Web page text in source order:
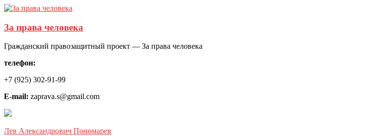
За права человека
Гражданский правозащитный проект — За права человека
телефон:
+7 (925) 302-91-99
E-mail: zaprava.s@gmail.com
Лев Александрович Пономарев